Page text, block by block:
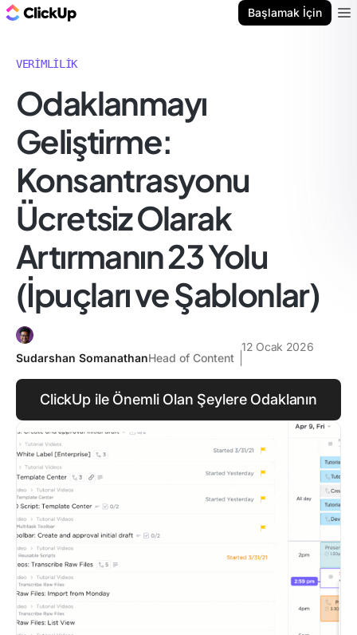
Başlamak İçin
VERIMLILIK
Odaklanmayı
Geliştirme:
Konsantrasyonu
Ücretsiz Olarak
Artırmanın 23 Yolu
(İpuçları ve Şablonlar)
Sudarshan SomanathanHead of Content
12 Ocak 2026
ClickUp ile Önemli Olan Şeylere Odaklanın